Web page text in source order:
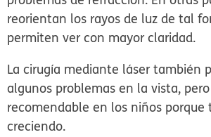
reorientan los rayos de luz de tal
permiten ver con mayor claridad.
La cirugía mediante láser también
algunos problemas en la vista,
recomendable en los niños porque
creciendo.